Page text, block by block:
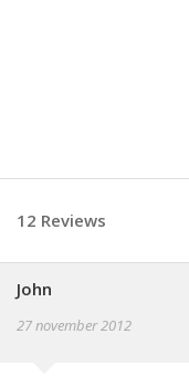
12 Reviews
John
27 november 2012